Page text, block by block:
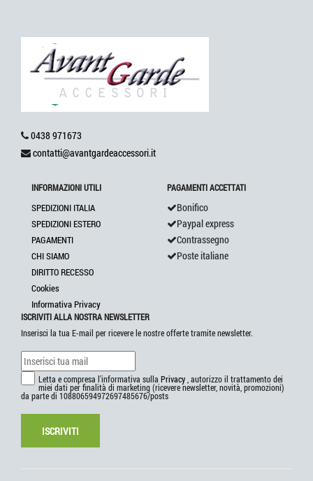
0438 971673
contatti@avantgardeaccessori.it
INFORMAZIONI UTILI
SPEDIZIONI ITALIA
SPEDIZIONI ESTERO
PAGAMENTI
CHI SIAMO
DIRITTO RECESSO
Cookies
Informativa Privacy
PAGAMENTI ACCETTATI
Bonifico
Paypal express
Contrassegno
Poste italiane
ISCRIVITI ALLA NOSTRA NEWSLETTER
Inserisci la tua E-mail per ricevere le nostre offerte tramite newsletter.
Letta e compresa l'informativa sulla Privacy, autorizzo il trattamento dei
miei dati per finalità di marketing (ricevere newsletter, novità, promozioni)
da parte di 108806594972697485676/posts
ISCRIVITI